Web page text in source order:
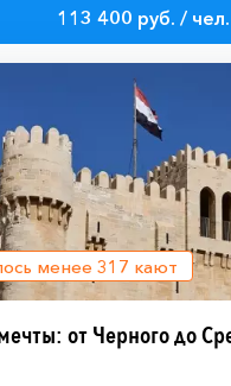
113 400 руб. / чел.
менее 317 кают
от Черного до